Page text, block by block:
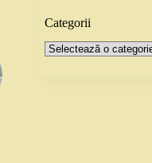
Categorii
Categorii